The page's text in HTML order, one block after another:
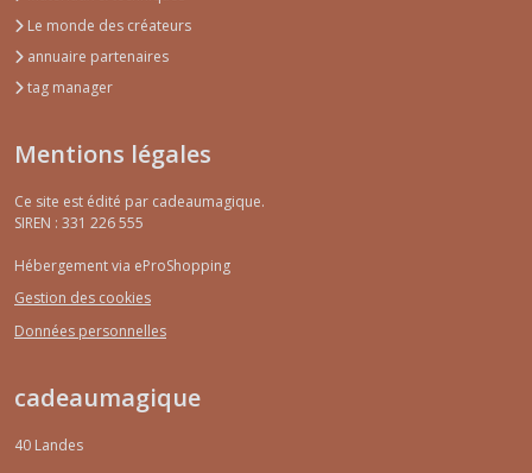
Bonbonnière
Panier
-
Fimo
oiseau
les
résultats
Le monde des créateurs
annuaire partenaires
tag manager
Mentions légales
Ce site est édité par cadeaumagique.
SIREN : 331 226 555
Hébergement via eProShopping
Gestion des cookies
Données personnelles
cadeaumagique
40 Landes